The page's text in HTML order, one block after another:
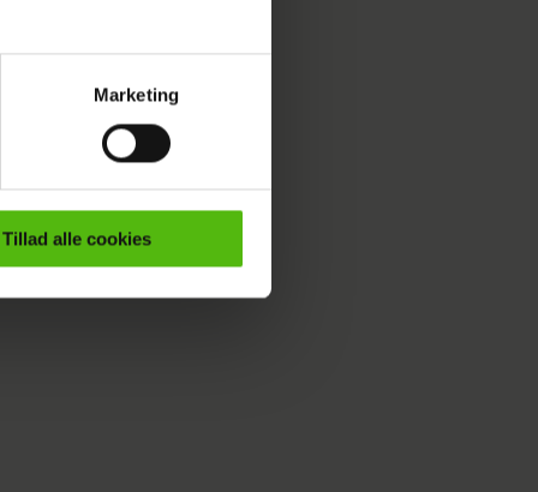
Vi indsamler data
Marketing
Tillad alle cookies
at
se